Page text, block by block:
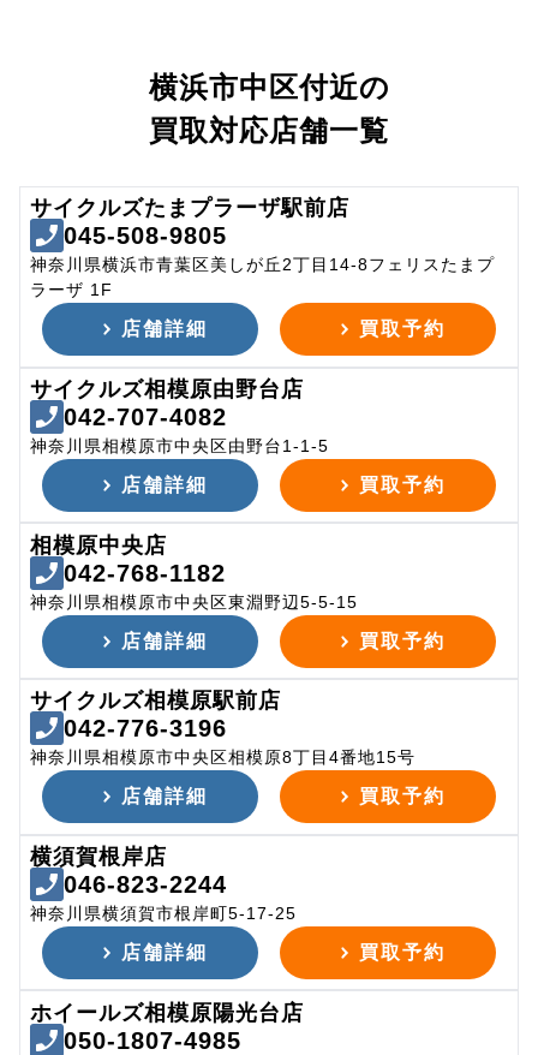
横浜市中区付近の
買取対応店舗一覧
サイクルズたまプラーザ駅前店
045-508-9805
神奈川県横浜市青葉区美しが丘2丁目14-8フェリスたまプ
ラーザ 1F
店舗詳細 買取予約
サイクルズ相模原由野台店
042-707-4082
神奈川県相模原市中央区由野台1-1-5
店舗詳細 買取予約
相模原中央店
042-768-1182
神奈川県相模原市中央区東淵野辺5-5-15
店舗詳細 買取予約
サイクルズ相模原駅前店
042-776-3196
神奈川県相模原市中央区相模原8丁目4番地15号
店舗詳細 買取予約
横須賀根岸店
046-823-2244
神奈川県横須賀市根岸町5-17-25
店舗詳細 買取予約
ホイールズ相模原陽光台店
050-1807-4985